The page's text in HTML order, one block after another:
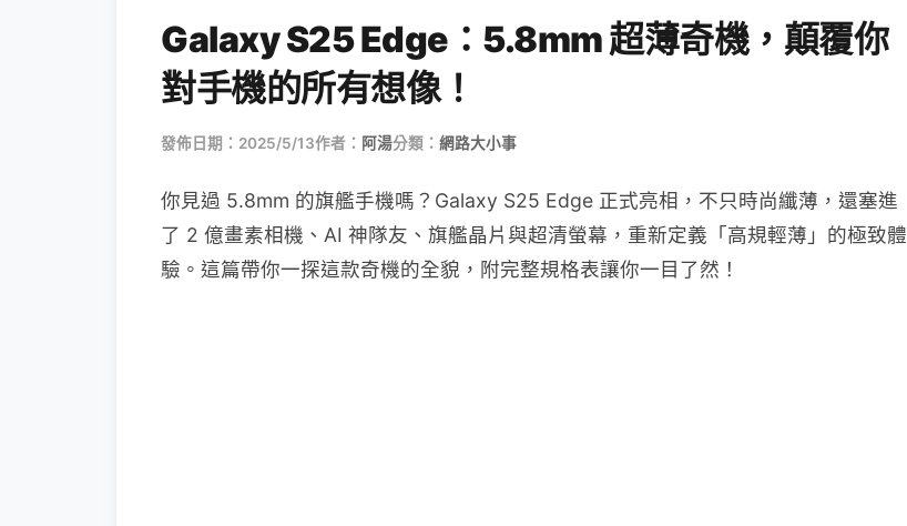
Galaxy S25 Edge：5.8mm 超薄奇機，顛覆你
對手機的所有想像！
發佈日期：2025/5/13作者： 阿湯分類： 網路大小事
你見過 5.8mm 的旗艦手機嗎？Galaxy S25 Edge 正式亮相，不只時尚纖薄，還塞進
了 2 億畫素相機、AI 神隊友、旗艦晶片與超清螢幕，重新定義「高規輕薄」的極致體
驗。這篇帶你一探這款奇機的全貌，附完整規格表讓你一目了然！